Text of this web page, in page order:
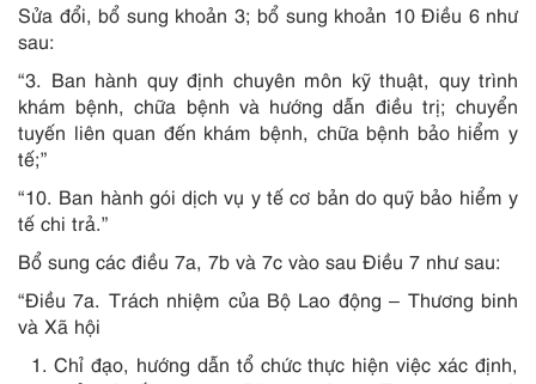
Sửa đổi, bổ sung khoản 3; bổ sung khoản 10 Điều 6 như
sau:
“3. Ban hành quy định chuyên môn kỹ thuật, quy trình
khám bệnh, chữa bệnh và hướng dẫn điều trị; chuyển
tuyến liên quan đến khám bệnh, chữa bệnh bảo hiểm y
tế;”
“10. Ban hành gói dịch vụ y tế cơ bản do quỹ bảo hiểm y
tế chi trả.”
Bổ sung các điều 7a, 7b và 7c vào sau Điều 7 như sau:
“Điều 7a. Trách nhiệm của Bộ Lao động – Thương binh
và Xã hội
Chỉ đạo, hướng dẫn tổ chức thực hiện việc xác định,